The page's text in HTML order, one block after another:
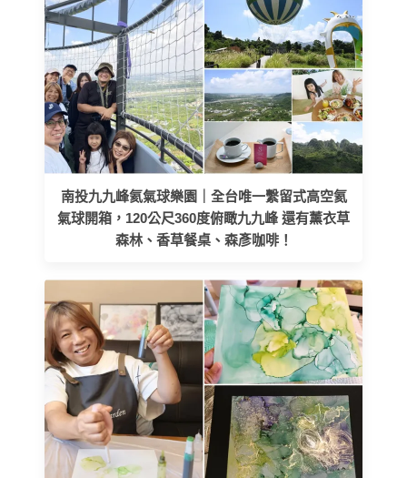
南投九九峰氦氣球樂園｜全台唯一繫留式高空氦
氣球開箱，120公尺360度俯瞰九九峰 還有薰衣草
森林、香草餐桌、森彥咖啡！